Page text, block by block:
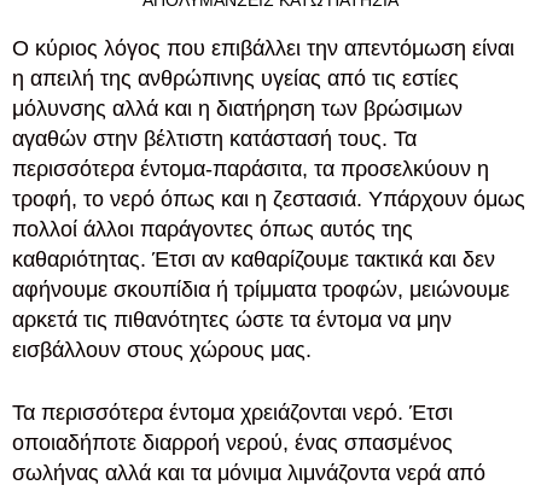
Ο κύριος λόγος που επιβάλλει την απεντόμωση είναι
η απειλή της ανθρώπινης υγείας από τις εστίες
μόλυνσης αλλά και η διατήρηση των βρώσιμων
αγαθών στην βέλτιστη κατάστασή τους. Τα
περισσότερα έντομα-παράσιτα, τα προσελκύουν η
τροφή, το νερό όπως και η ζεστασιά. Υπάρχουν όμως
πολλοί άλλοι παράγοντες όπως αυτός της
καθαριότητας. Έτσι αν καθαρίζουμε τακτικά και δεν
αφήνουμε σκουπίδια ή τρίμματα τροφών, μειώνουμε
αρκετά τις πιθανότητες ώστε τα έντομα να μην
εισβάλλουν στους χώρους μας.
Τα περισσότερα έντομα χρειάζονται νερό. Έτσι
οποιαδήποτε διαρροή νερού, ένας σπασμένος
σωλήνας αλλά και τα μόνιμα λιμνάζοντα νερά από